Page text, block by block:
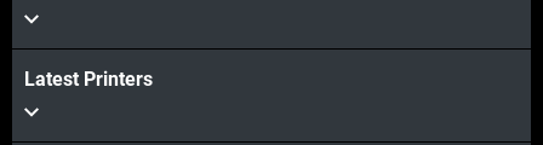
더보기
Latest Printers